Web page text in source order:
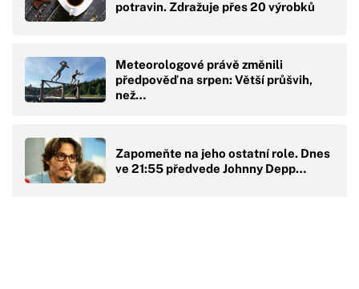
potravin. Zdražuje přes 20 výrobků
Meteorologové právě změnili
předpověď na srpen: Větší průšvih,
než…
Zapomeňte na jeho ostatní role. Dnes
ve 21:55 předvede Johnny Depp…